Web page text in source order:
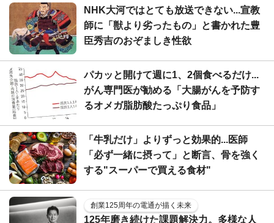
NHK大河ではとても放送できない...宣教
師に「獣より劣ったもの」と書かれた豊
臣秀吉のおぞましき性欲
パカッと開けて週に1、2個食べるだけ...
がん専門医が勧める「大腸がんを予防す
るオメガ脂肪酸たっぷり食品」
「牛乳だけ」よりずっと効果的...医師
「必ず一緒に摂って」と断言、骨を強く
する"スーパーで買える食材"
創業125周年の電通が描く未来
125年磨き続けた課題解決力。多様な人